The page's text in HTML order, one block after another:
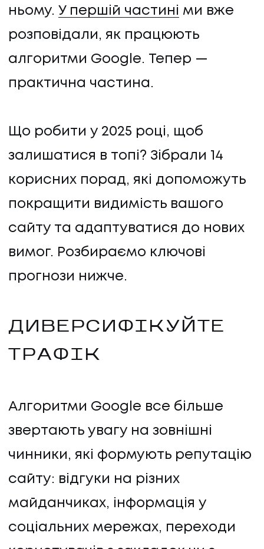
ньому. У першій частині ми вже
розповідали, як працюють
алгоритми Google. Тепер —
практична частина.
Що робити у 2025 році, щоб
залишатися в топі? Зібрали 14
корисних порад, які допоможуть
покращити видимість вашого
сайту та адаптуватися до нових
вимог. Розбираємо ключові
прогнози нижче.
ДИВЕРСИФІКУЙТЕ
ТРАФІК
Алгоритми Google все більше
звертають увагу на зовнішні
чинники, які формують репутацію
сайту: відгуки на різних
майданчиках, інформація у
соціальних мережах, переходи